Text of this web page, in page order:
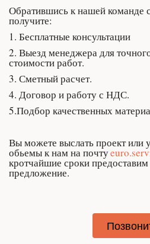
Обратившись к нашей команде
получите:
1. Бесплатные консультации
2. Выезд менеджера для
стоимости работ.
3. Сметный расчет.
4. Договор и работу с НДС.
5.Подбор качественных
Вы можете выслать проект или
обьемы к нам на почту
кротчайшие сроки
предложение.